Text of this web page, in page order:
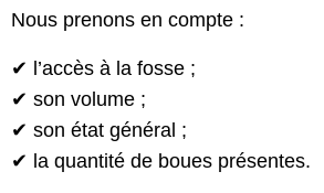
Nous prenons en compte :
✔ l’accès à la fosse ;
✔ son volume ;
✔ son état général ;
✔ la quantité de boues présentes.